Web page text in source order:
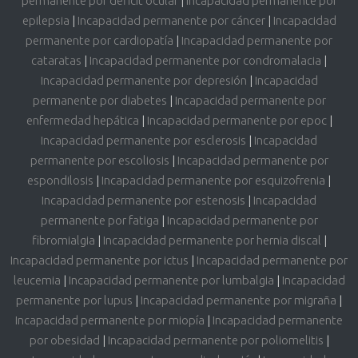
epilepsia | Incapacidad permanente por cáncer| Incapacidad
permanente por cardiopatía | Incapacidad permanente por
cataratas | Incapacidad permanente por condromalacia |
Incapacidad permanente por depresión | Incapacidad
permanente por diabetes | Incapacidad permanente por
enfermedad hepática | Incapacidad permanente por epoc|
Incapacidad permanente por esclerosis | Incapacidad
permanente por escoliosis | Incapacidad permanente por
espondilosis | Incapacidad permanente por esquizofrenia |
Incapacidad permanente por estenosis | Incapacidad
permanente por fatiga | Incapacidad permanente por
fibromialgia | Incapacidad permanente por hernia discal |
Incapacidad permanente por ictus | Incapacidad permanente por
leucemia | Incapacidad permanente por lumbalgia | Incapacidad
permanente por lupus | Incapacidad permanente por migraña |
Incapacidad permanente por miopía | Incapacidad permanente
por obesidad | Incapacidad permanente por poliomelitis |